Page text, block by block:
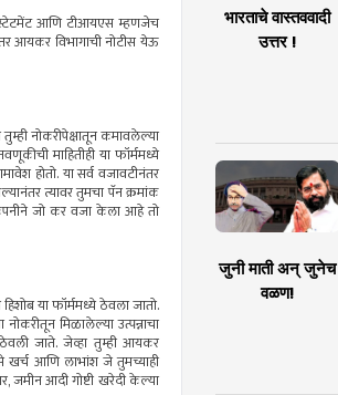
स्टेटमेंट आणि टीआयएस म्हणजेच
आयकर विभागाची नोटीस येऊ
नोकरीपेक्षातून कमावलेल्या
माहितीही या फॉर्ममध्ये
होतो. या सर्व वजावटीनंतर
त्यावर तुमचा पॅन क्रमांक
जो कर वजा केला आहे तो
या फॉर्ममध्ये ठेवला जातो.
मिळालेल्या उत्पन्नाचा
जाते. जेव्हा तुम्ही आयकर
खर्च आणि लाभांश जे तुमच्याही
जमीन आदी गोष्टी खरेदी केल्या
भारताचे वास्तववादी
उत्तर !
जुनी माती अन् जुनेच
वळण!